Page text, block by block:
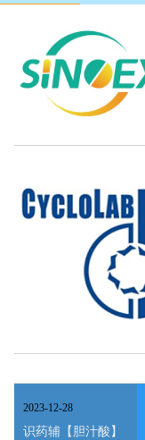
识药辅【胆汁酸】
2023-12-28